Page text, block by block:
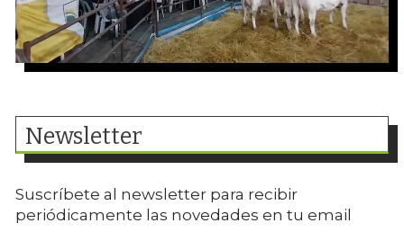
Newsletter
Suscríbete al newsletter para recibir
periódicamente las novedades en tu email